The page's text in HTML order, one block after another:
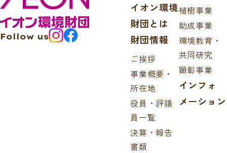
Follow us
イオン環境
財団とは
財団情報
ご挨拶
事業概要・
所在地
役員・評議
員一覧
決算・報告
書類
植樹事業
助成事業
環境教育・
共同研究
顕彰事業
インフォ
メーション